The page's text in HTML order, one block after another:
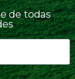
de todas